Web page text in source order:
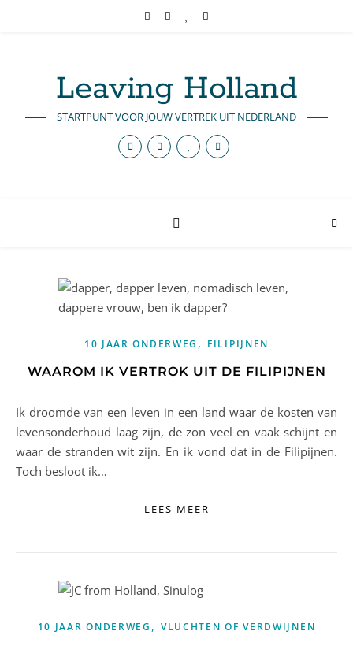
Leaving Holland
STARTPUNT VOOR JOUW VERTREK UIT NEDERLAND
10 JAAR ONDERWEG , FILIPIJNEN
WAAROM IK VERTROK UIT DE FILIPIJNEN
Ik droomde van een leven in een land waar de kosten van
levensonderhoud laag zijn, de zon veel en vaak schijnt en
waar de stranden wit zijn. En ik vond dat in de Filipijnen.
Toch besloot ik…
LEES MEER
10 JAAR ONDERWEG , VLUCHTEN OF VERDWIJNEN